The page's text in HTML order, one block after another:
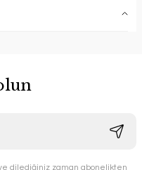
ve dilediğiniz zaman abonelikten